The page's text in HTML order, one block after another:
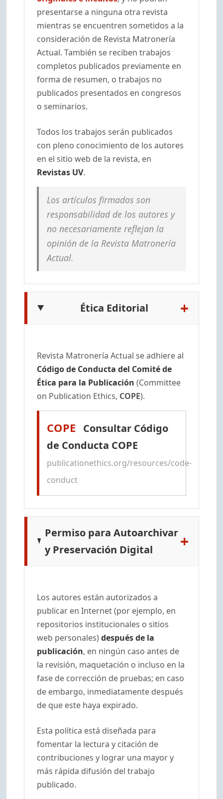
presentarse a ninguna otra revista
mientras se encuentren sometidos a la
consideración de Revista Matronería
Actual. También se reciben trabajos
completos publicados previamente en
forma de resumen, o trabajos no
publicados presentados en congresos
o seminarios.
Todos los trabajos serán publicados
con pleno conocimiento de los autores
en el sitio web de la revista, en
Revistas UV.
Los artículos firmados son
responsabilidad de los autores y
no necesariamente reflejan la
opinión de la Revista Matronería
Actual.
Ética Editorial +
Revista Matronería Actual se adhiere al
Código de Conducta del Comité de
Ética para la Publicación (Committee
on Publication Ethics, COPE).
COPE
Consultar Código
de Conducta COPE
publicationethics.org/resources/code-
conduct
Permiso para Autoarchivar
y Preservación Digital
+
Los autores están autorizados a
publicar en Internet (por ejemplo, en
repositorios institucionales o sitios
web personales) después de la
publicación, en ningún caso antes de
la revisión, maquetación o incluso en la
fase de corrección de pruebas; en caso
de embargo, inmediatamente después
de que este haya expirado.
Esta política está diseñada para
fomentar la lectura y citación de
contribuciones y lograr una mayor y
más rápida difusión del trabajo
publicado.